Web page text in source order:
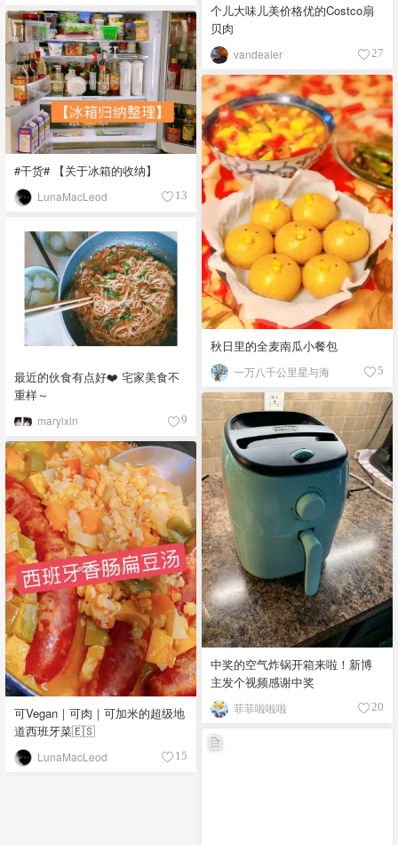
个儿大味儿美价格优的Costco扇
贝肉
vandealer 27
#干货# 【关于冰箱的收纳】
LunaMacLeod 13
秋日里的全麦南瓜小餐包
一万八千公里星与海 5
最近的伙食有点好❤️ 宅家美食不
重样～
maryixin 9
中奖的空气炸锅开箱来啦！新博
主发个视频感谢中奖
菲菲啦啦啦 20
可Vegan｜可肉｜可加米的超级地
道西班牙菜🇪🇸
LunaMacLeod 15